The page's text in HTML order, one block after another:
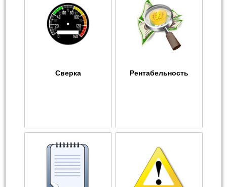
Сверка Рентабельность